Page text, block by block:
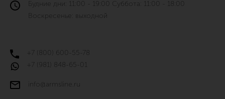
Будние дни: 11:00 - 19:00 Суббота: 11:00 - 18:00
Воскресенье: выходной
+7 (800) 600-55-78
+7 (981) 848-65-01
info@armsline.ru